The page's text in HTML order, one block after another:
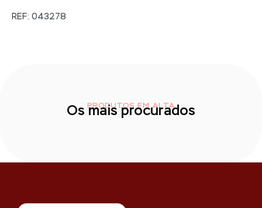
REF: 043278
PRODUTOS EM ALTA
Os mais procurados